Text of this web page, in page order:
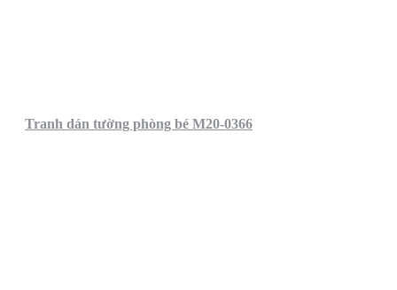
Tranh dán tường phòng bé M20-0366